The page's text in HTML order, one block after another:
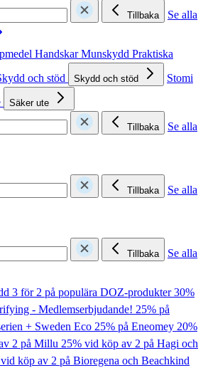
Tillbaka
Se alla
HandskarMunskydd Praktiska
och stöd Skydd och stöd
Stomi
Säker ute
Tillbaka
Se alla
Tillbaka
Se alla
Tillbaka
Se alla
3 för 2 på populära DOZ-produkter30%
- Medlemserbjudande! 25% på
+ Sweden Eco 25% på Eneomey 20%
2 på Millu 25% vid köp av 2 på Hagi och
köp av 2 på Bioregena och Beachkind